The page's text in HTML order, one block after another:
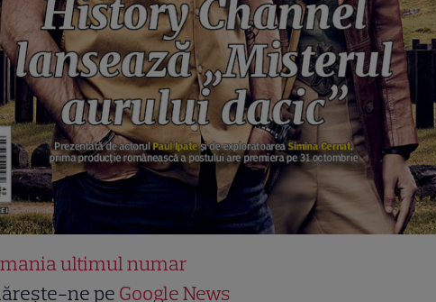
ultimul numar
ne pe Google News